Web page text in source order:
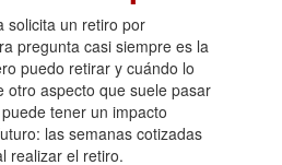
solicita un retiro por
pregunta casi siempre es la
puedo retirar y cuándo lo
otro aspecto que suele pasar
tener un impacto
las semanas cotizadas
realizar el retiro.